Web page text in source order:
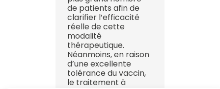
de patients afin de
clarifier l’efficacité
réelle de cette
modalité
thérapeutique.
Néanmoins, en raison
d’une excellente
tolérance du vaccin,
le traitement à